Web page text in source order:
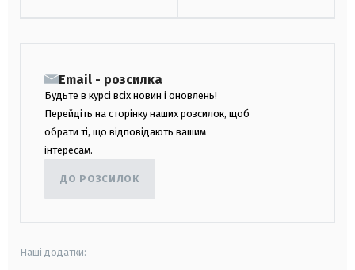
Email - розсилка
Будьте в курсі всіх новин і оновлень!
Перейдіть на сторінку наших розсилок, щоб
обрати ті, що відповідають вашим
інтересам.
ДО РОЗСИЛОК
Наші додатки: